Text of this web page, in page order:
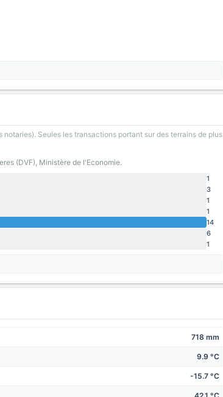
Seules les transactions portant sur des terrains de plus
(DVF), Ministère de l'Economie.
1
3
1
1
14
6
1
718 mm
9.9 °C
-15.7 °C